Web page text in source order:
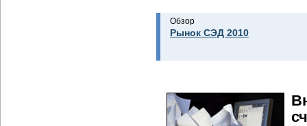
Обзор
Рынок СЭД 2010